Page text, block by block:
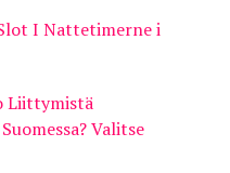
I Nattetimerne i
Liittymistä
Valitse